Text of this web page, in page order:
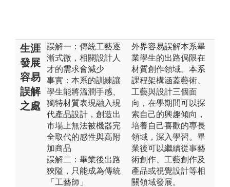
生涯
發展
容易
誤解
之處
誤解一：傳統工藝逐
漸式微，相關設計人
才的需求會減少
事實：本系的訓練讓
學生能將溫潤手感、
獨特材質表現融入現
代產品設計，創造出
市場上無法被機器完
全取代的感性與高附
加商品
誤解二：畢業後出路
狹隘，只能成為傳統
「工藝師」
外界容易誤解本系畢
業學生的出路侷限在
材質創作領域。本系
課程架構涵蓋藝術、
工藝與設計三個面
向，在學期間可以探
索自己的興趣傾向，
培養自己喜歡的專長
領域，深入學習。畢
業後可以繼續從事藝
術創作、工藝創作及
產品或視覺設計等相
關領域發展。